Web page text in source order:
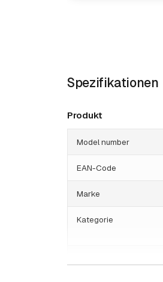
Spezifikationen
Produkt
Model number
EAN-Code
Marke
Kategorie